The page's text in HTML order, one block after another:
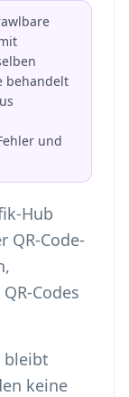
behandelt
und
Hub
QR-Code-
Codes
bleibt
keine